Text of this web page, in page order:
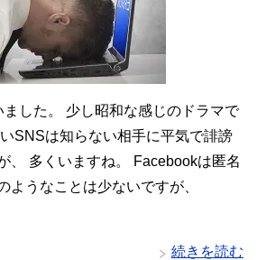
ました。 少し昭和な感じのドラマで
SNSは知らない相手に平気で誹謗
、 多くいますね。 Facebookは匿名
ようなことは少ないですが、
続きを読む